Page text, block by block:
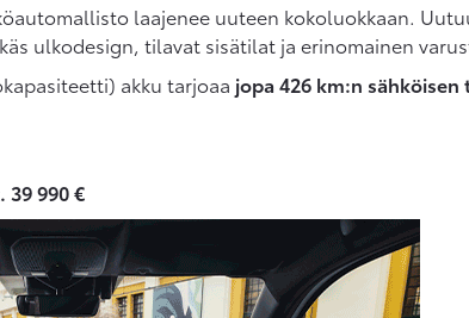
laajenee uuteen kokoluokkaan.
ulkodesign, tilavat sisätilat ja erinomainen
akku tarjoaa jopa 426 km:n
39 990 €